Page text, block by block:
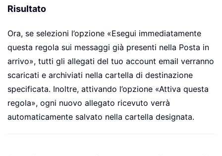
Risultato
Ora, se selezioni l’opzione «Esegui immediatamente
questa regola sui messaggi già presenti nella Posta in
arrivo», tutti gli allegati del tuo account email verranno
scaricati e archiviati nella cartella di destinazione
specificata. Inoltre, attivando l’opzione «Attiva questa
regola», ogni nuovo allegato ricevuto verrà
automaticamente salvato nella cartella designata.